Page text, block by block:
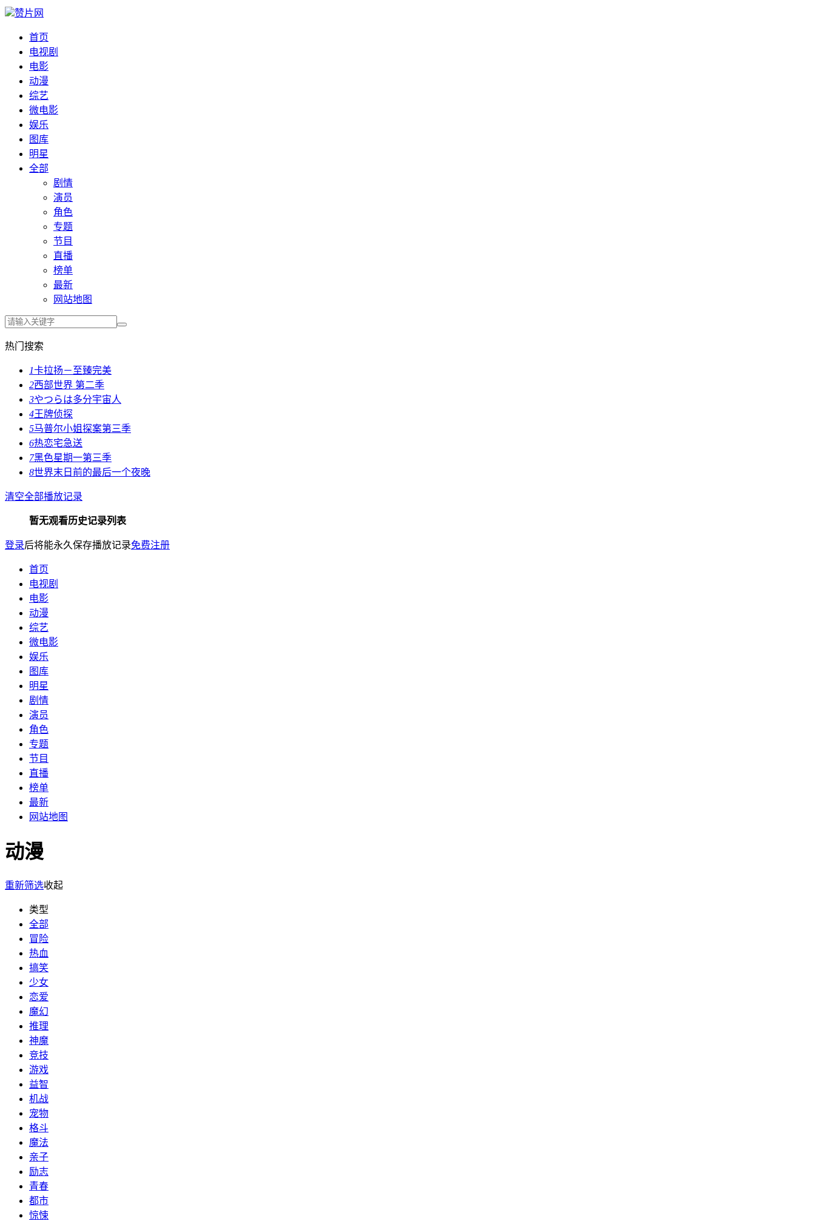
赞片网
首页
电视剧
电影
动漫
综艺
微电影
娱乐
图库
明星
全部
剧情
演员
角色
专题
节目
直播
榜单
最新
网站地图
热门搜索
1卡拉扬－至臻完美
2西部世界 第二季
3やつらは多分宇宙人
4王牌侦探
5马普尔小姐探案第三季
6热恋宅急送
7黑色星期一第三季
8世界末日前的最后一个夜晚
清空全部播放记录
暂无观看历史记录列表
登录后将能永久保存播放记录免费注册
首页
电视剧
电影
动漫
综艺
微电影
娱乐
图库
明星
剧情
演员
角色
专题
节目
直播
榜单
最新
网站地图
动漫
重新筛选收起
类型
全部
冒险
热血
搞笑
少女
恋爱
魔幻
推理
神魔
竞技
游戏
益智
机战
宠物
格斗
魔法
亲子
励志
青春
都市
惊悚